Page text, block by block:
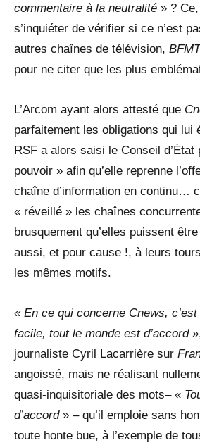
commentaire à la neutralité » ?
s’inquiéter de vérifier si ce n’est
autres chaînes de télévision,
pour ne citer que les plus
L’Arcom ayant alors attesté que
parfaitement les obligations qui lui
RSF a alors saisi le Conseil d’État
pouvoir » afin qu’elle reprenne
chaîne d’information en continu…
« réveillé » les chaînes
brusquement qu’elles puissent
aussi, et pour cause !, à leurs
les mêmes motifs.
« En ce qui concerne Cnews,
facile, tout le monde est d’accord
journaliste Cyril Lacarrière sur
angoissé, mais ne réalisant
quasi-inquisitoriale des mots– «
d’accord» – qu’il emploie sans
toute honte bue, à l’exemple de